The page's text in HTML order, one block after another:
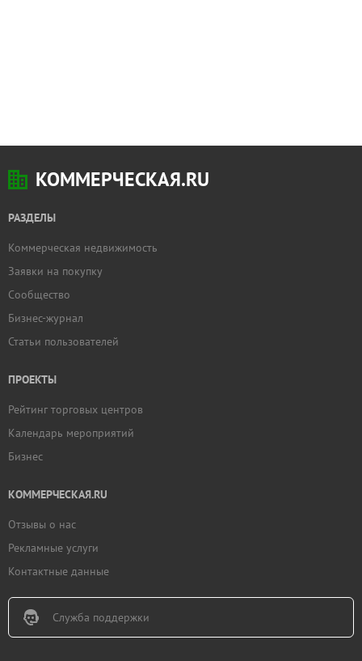
КОММЕРЧЕСКАЯ.RU
РАЗДЕЛЫ
Коммерческая недвижимость
Заявки на покупку
Сообщество
Бизнес-журнал
Статьи пользователей
ПРОЕКТЫ
Рейтинг торговых центров
Календарь мероприятий
Бизнес
КОММЕРЧЕСКАЯ.RU
Отзывы о нас
Рекламные услуги
Контактные данные
Служба поддержки